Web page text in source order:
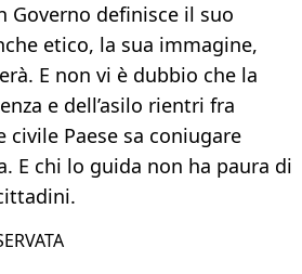
Governo definisce il suo
etico, la sua immagine,
E non vi è dubbio che la
e dell’asilo rientri fra
civile Paese sa coniugare
E chi lo guida non ha paura di